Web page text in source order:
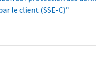
le client (SSE-C)"